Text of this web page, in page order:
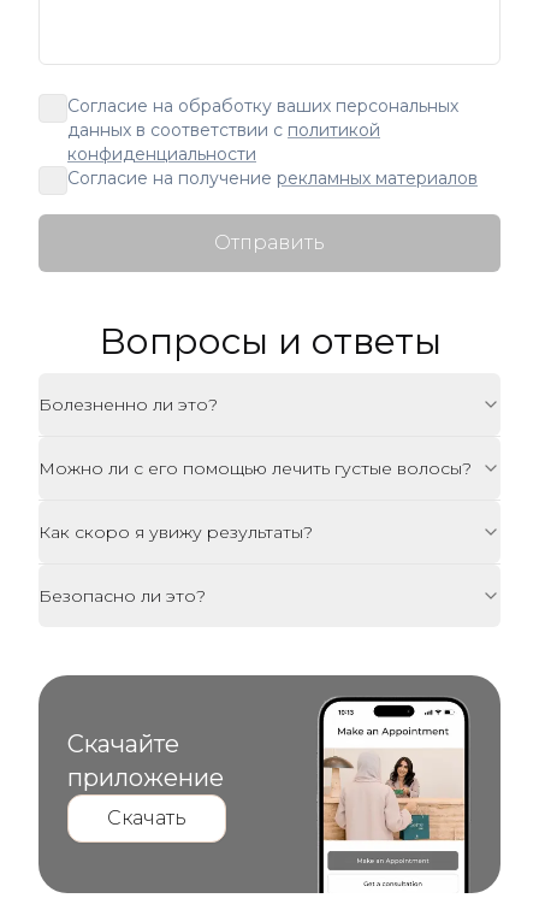
Согласие на обработку ваших персональных
данных в соответствии с политикой
конфиденциальности
Согласие на получение рекламных материалов
Отправить
Вопросы и ответы
Болезненно ли это?
Можно ли с его помощью лечить густые волосы?
Как скоро я увижу результаты?
Безопасно ли это?
Скачайте
приложение
Скачать